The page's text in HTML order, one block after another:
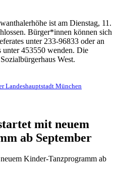
ist am Dienstag, 11.
Bürger*innen können sich
unter 233-96833 oder an
unter 453550 wenden. Die
West.
Landeshauptstadt München
mit neuem
ab September